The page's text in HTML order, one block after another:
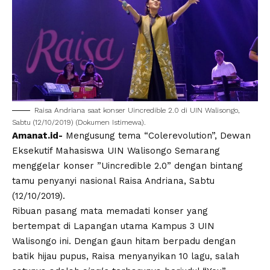
Raisa Andriana saat konser Uincredible 2.0 di UIN Walisongo,
Sabtu (12/10/2019) (Dokumen Istimewa).
Amanat.id- Mengusung tema “Colerevolution”, Dewan
Eksekutif Mahasiswa UIN Walisongo Semarang
menggelar konser ”Uincredible 2.0” dengan bintang
tamu penyanyi nasional Raisa Andriana, Sabtu
(12/10/2019).
Ribuan pasang mata memadati konser yang
bertempat di Lapangan utama Kampus 3 UIN
Walisongo ini. Dengan gaun hitam berpadu dengan
batik hijau pupus, Raisa menyanyikan 10 lagu, salah